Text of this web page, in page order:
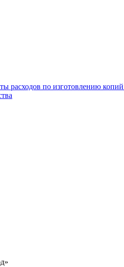
расходов по изготовлению